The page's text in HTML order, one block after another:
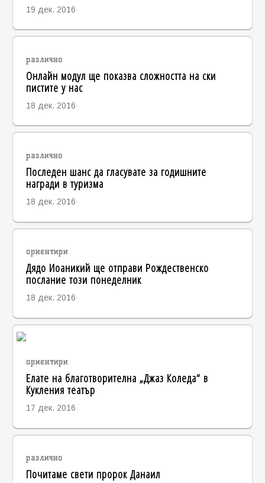
19 дек. 2016
различно
Онлайн модул ще показва сложността на ски
пистите у нас
18 дек. 2016
различно
Последен шанс да гласувате за годишните
награди в туризма
18 дек. 2016
ориентири
Дядо Иоаникий ще отправи Рождественско
послание този понеделник
18 дек. 2016
ориентири
Елате на благотворителна „Джаз Коледа“ в
Кукления театър
17 дек. 2016
различно
Почитаме свети пророк Данаил